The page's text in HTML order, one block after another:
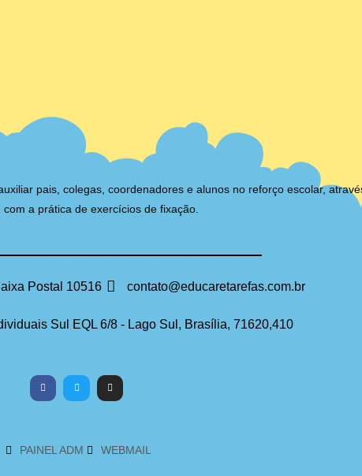
pais, colegas, coordenadores e alunos no reforço escolar,
a prática de exercícios de fixação.
Postal 10516 contato@educaretarefas.com.br
Sul EQL 6/8 - Lago Sul, Brasília, 71620,410
PAINEL ADM WEBMAIL